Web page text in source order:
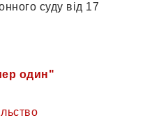
суду від 17
один"